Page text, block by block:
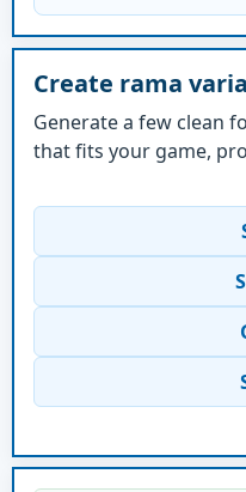
Create rama
Generate a few clean
that fits your game,